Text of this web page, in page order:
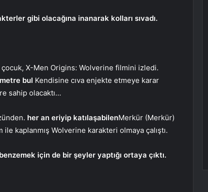
gibi olacağına inanarak kolları sıvadı.
X-Men Origins: Wolverine filmini izledi.
bul Kendisine cıva enjekte etmeye karar
sahip olacaktı…
her an eriyip katılaşabilenMerkür (Merkür)
kaplanmış Wolverine karakteri olmaya çalıştı.
için de bir şeyler yaptığı ortaya çıktı.